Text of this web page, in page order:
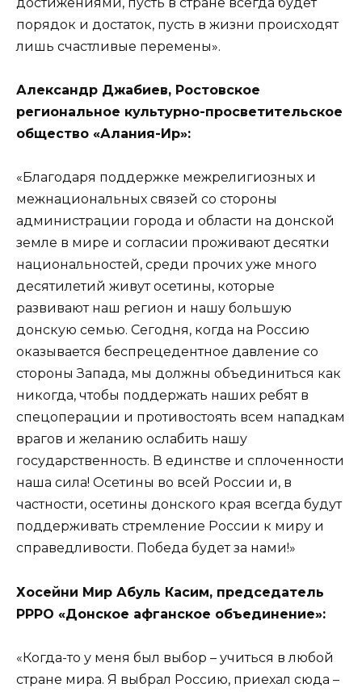
порядок и достаток, пусть в жизни происходят
лишь счастливые перемены».
Александр Джабиев, Ростовское
региональное культурно-просветительское
общество «Алания-Ир»:
«Благодаря поддержке межрелигиозных и
межнациональных связей со стороны
администрации города и области на донской
земле в мире и согласии проживают десятки
национальностей, среди прочих уже много
десятилетий живут осетины, которые
развивают наш регион и нашу большую
донскую семью. Сегодня, когда на Россию
оказывается беспрецедентное давление со
стороны Запада, мы должны объединиться как
никогда, чтобы поддержать наших ребят в
спецоперации и противостоять всем нападкам
врагов и желанию ослабить нашу
государственность. В единстве и сплоченности
наша сила! Осетины во всей России и, в
частности, осетины донского края всегда будут
поддерживать стремление России к миру и
справедливости. Победа будет за нами!»
Хосейни Мир Абуль Касим, председатель
РРРО «Донское афганское объединение»:
«Когда-то у меня был выбор – учиться в любой
стране мира. Я выбрал Россию, приехал сюда –